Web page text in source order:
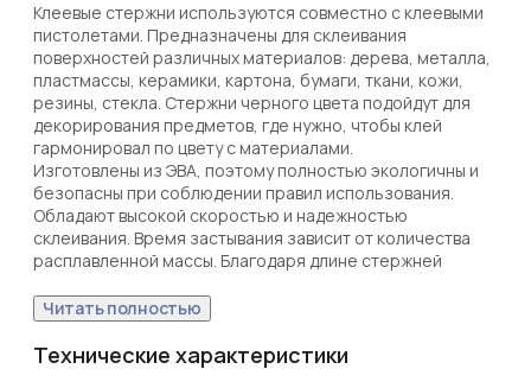
Клеевые стержни используются совместно с клеевыми
пистолетами. Предназначены для склеивания
поверхностей различных материалов: дерева, металла,
пластмассы, керамики, картона, бумаги, ткани, кожи,
резины, стекла. Стержни черного цвета подойдут для
декорирования предметов, где нужно, чтобы клей
гармонировал по цвету с материалами.
Изготовлены из ЭВА, поэтому полностью экологичны и
безопасны при соблюдении правил использования.
Обладают высокой скоростью и надежностью
склеивания. Время застывания зависит от количества
расплавленной массы. Благодаря длине стержней
Используются с клеевыми пистолетами с каналом для
стержней соответствующего диаметра. Одного
килограмма стрежней (около 37 штук) надолго хватит
для выполнения большого объема работ.
Читать полностью
Технические характеристики